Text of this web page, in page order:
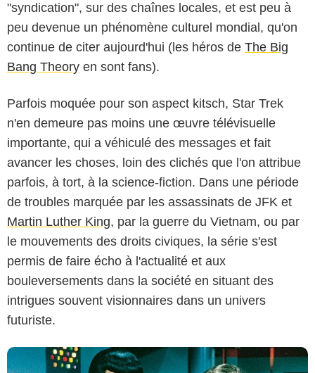
"syndication", sur des chaînes locales, et est peu à
peu devenue un phénomène culturel mondial, qu'on
continue de citer aujourd'hui (les héros de The Big
Bang Theory en sont fans).
Parfois moquée pour son aspect kitsch, Star Trek
n'en demeure pas moins une œuvre télévisuelle
importante, qui a véhiculé des messages et fait
avancer les choses, loin des clichés que l'on attribue
parfois, à tort, à la science-fiction. Dans une période
de troubles marquée par les assassinats de JFK et
Martin Luther King, par la guerre du Vietnam, ou par
le mouvements des droits civiques, la série s'est
permis de faire écho à l'actualité et aux
bouleversements dans la société en situant des
intrigues souvent visionnaires dans un univers
futuriste.